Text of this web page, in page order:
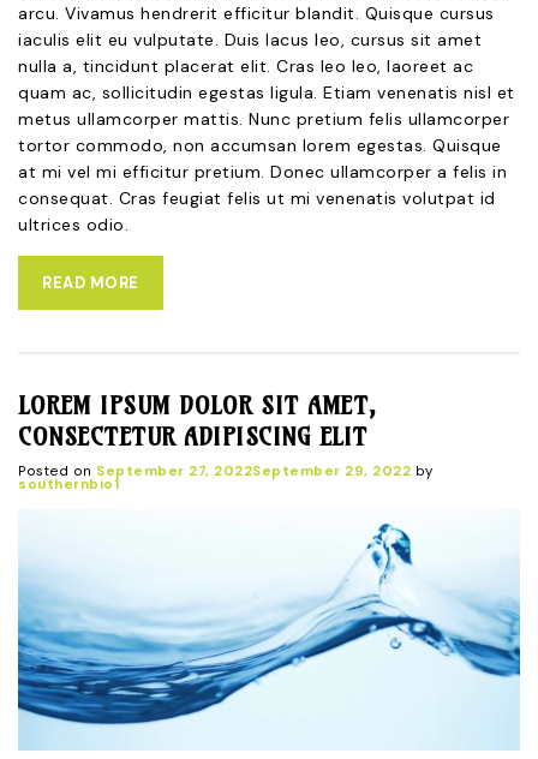
arcu. Vivamus hendrerit efficitur blandit. Quisque cursus
iaculis elit eu vulputate. Duis lacus leo, cursus sit amet
nulla a, tincidunt placerat elit. Cras leo leo, laoreet ac
quam ac, sollicitudin egestas ligula. Etiam venenatis nisl et
metus ullamcorper mattis. Nunc pretium felis ullamcorper
tortor commodo, non accumsan lorem egestas. Quisque
at mi vel mi efficitur pretium. Donec ullamcorper a felis in
consequat. Cras feugiat felis ut mi venenatis volutpat id
ultrices odio.
READ MORE
LOREM IPSUM DOLOR SIT AMET,
CONSECTETUR ADIPISCING ELIT
Posted on September 27, 2022September 29, 2022 by
southernbio1